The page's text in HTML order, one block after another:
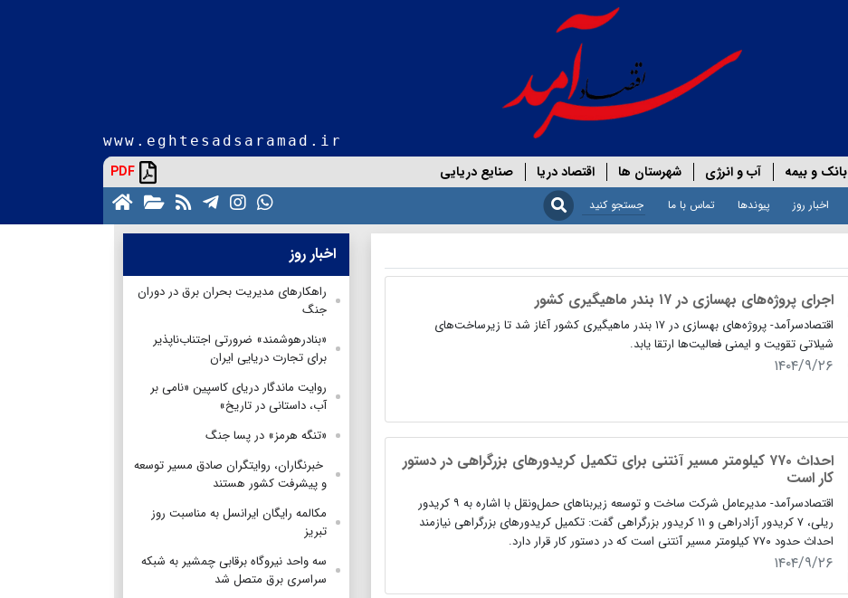
www.eghtesadsaramad.ir
بانک و بیمه آب و انرژی شهرستان ها اقتصاد دریا صنایع دریایی PDF
اخبار روز پیوندها تماس با ما
اجرای پروژه‌های بهسازی در ۱۷ بندر ماهیگیری کشور
اقتصادسرآمد- پروژه‌های بهسازی در ۱۷ بندر ماهیگیری کشور آغاز شد تا زیرساخت‌های
شیلاتی تقویت و ایمنی فعالیت‌ها ارتقا یابد.
۱۴۰۴/۹/۲۶
احداث ۷۷۰ کیلومتر مسیر آنتنی برای تکمیل کریدورهای بزرگراهی در دستور
کار است
اقتصادسرآمد- مدیرعامل شرکت ساخت و توسعه زیربناهای حمل‌ونقل با اشاره به ۹ کریدور
ریلی، ۷ کریدور آزادراهی و ۱۱ کریدور بزرگراهی گفت: تکمیل کریدورهای بزرگراهی نیازمند
احداث حدود ۷۷۰ کیلومتر مسیر آنتنی است که در دستور کار قرار دارد.
۱۴۰۴/۹/۲۶
اخبار روز
راهکارهای مدیریت بحران برق در دوران
جنگ
«بنادرهوشمند» ضرورتی اجتناب‌ناپذیر
برای تجارت دریایی ایران
روایت ماندگار دریای کاسپین «نامی بر
آب، داستانی در تاریخ»
«تنگه هرمز» در پسا جنگ
‌ خبرنگاران، روایتگران صادق مسیر توسعه
و پیشرفت کشور هستند
مکالمه رایگان ایرانسل به مناسبت روز
تبریز
سه واحد نیروگاه برقابی چمشیر به شبکه
سراسری برق متصل شد